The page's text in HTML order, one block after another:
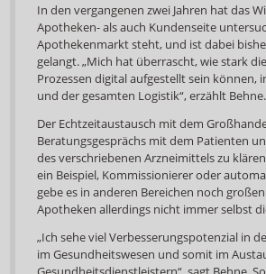
In den vergangenen zwei Jahren hat das
Apotheken- als auch Kundenseite
Apothekenmarkt steht, und ist dabei
gelangt. „Mich hat überrascht, wie stark
Prozessen digital aufgestellt sein
und der gesamten Logistik“, erzählt Behne.
Der Echtzeitaustausch mit dem
Beratungsgesprächs mit dem Patienten
des verschriebenen Arzneimittels zu
ein Beispiel, Kommissionierer oder
gebe es in anderen Bereichen noch
Apotheken allerdings nicht immer selbst
„Ich sehe viel Verbesserungspotenzial in
im Gesundheitswesen und somit im